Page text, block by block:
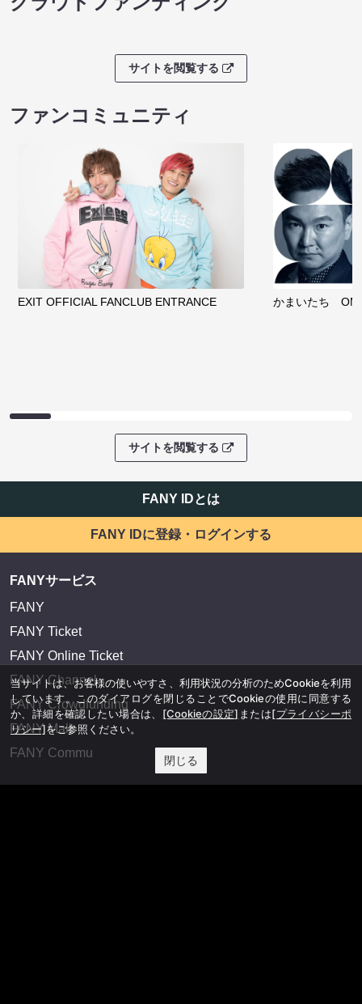
サイトを閲覧する
ファンコミュニティ
EXIT OFFICIAL FANCLUB ENTRANCE かまいたち
サイトを閲覧する
FANY IDとは
FANY IDに登録・ログインする
FANYサービス
FANY
FANY Ticket
FANY Online Ticket
FANY Channel
FANY Crowdfunding
FANY Mall
FANY Commu
当サイトは、お客様の使いやすさ、利用状況の分析のためCookieを利用
しています。このダイアログを閉じることでCookieの使用に同意する
か、詳細を確認したい場合は、 [Cookieの設定] または[プライバシーポ
リシー]をご参照ください。
閉じる